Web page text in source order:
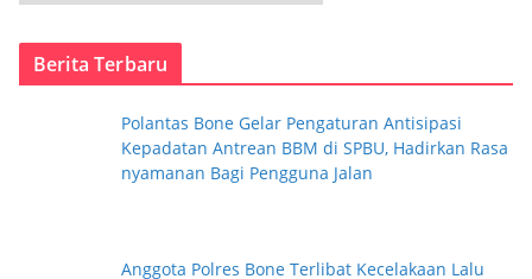
a
t
Berita Terbaru
Polantas Bone Gelar Pengaturan Antisipasi
Kepadatan Antrean BBM di SPBU, Hadirkan Rasa
nyamanan Bagi Pengguna Jalan
Anggota Polres Bone Terlibat Kecelakaan Lalu